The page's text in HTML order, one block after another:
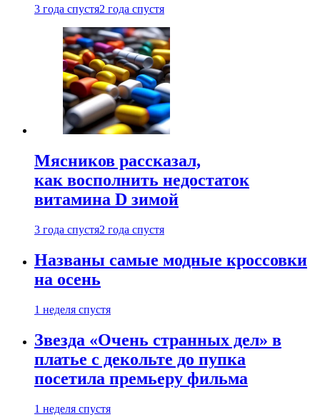
3 года спустя2 года спустя
Мясников рассказал,
как восполнить недостаток
витамина D зимой
3 года спустя2 года спустя
Названы самые модные кроссовки
на осень
1 неделя спустя
Звезда «Очень странных дел» в
платье с декольте до пупка
посетила премьеру фильма
1 неделя спустя